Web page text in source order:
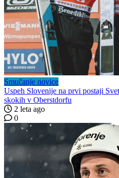
Smučanje novice
Uspeh Slovenije na prvi postaji
skokih v Oberstdorfu
2 leta ago
0